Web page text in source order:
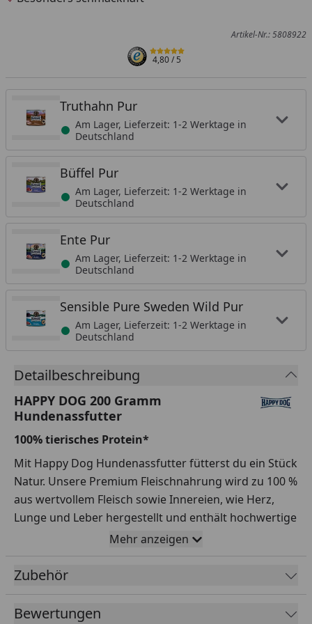
Artikel-Nr.: 5808922
4,80/ 5
Truthahn Pur
Am Lager, Lieferzeit: 1-2 Werktage in
Deutschland
Büffel Pur
Am Lager, Lieferzeit: 1-2 Werktage in
Deutschland
Ente Pur
Am Lager, Lieferzeit: 1-2 Werktage in
Deutschland
Sensible Pure Sweden Wild Pur
Am Lager, Lieferzeit: 1-2 Werktage in
Deutschland
Detailbeschreibung
HAPPY DOG 200 Gramm
Hundenassfutter
100% tierisches Protein*
Mit Happy Dog Hundenassfutter fütterst du ein Stück
Natur. Unsere Premium Fleischnahrung wird zu 100 %
aus wertvollem Fleisch sowie Innereien, wie Herz,
Lunge und Leber hergestellt und enthält hochwertige
Vitamine und Mineralstoffe.
Ente Pur - für sensible Hunde mit
Mehr anzeigen
Zubehör
Bewertungen